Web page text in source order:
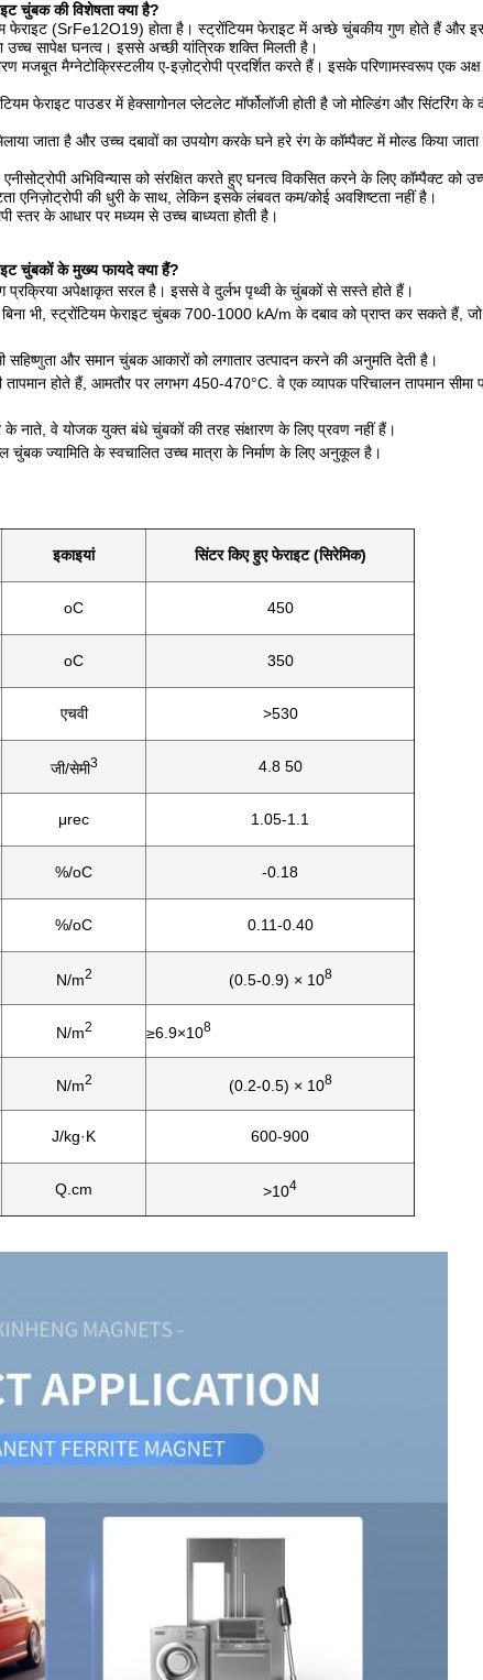
चुंबक की विशेषता क्या है?
(SrFe12O19) होता है। स्ट्रोंटियम फेराइट में अच्छे चुंबकीय गुण होते हैं और
सापेक्ष घनत्व। इससे अच्छी यांत्रिक शक्ति मिलती है।
मजबूत मैग्नेटोक्रिस्टलीय ए-इज़ोट्रोपी प्रदर्शित करते हैं। इसके परिणामस्वरूप एक
फेराइट पाउडर में हेक्सागोनल प्लेटलेट मॉर्फोलॉजी होती है जो मोल्डिंग और सिंटरिंग के
जाता है और उच्च दबावों का उपयोग करके घने हरे रंग के कॉम्पैक्ट में मोल्ड किया
अभिविन्यास को संरक्षित करते हुए घनत्व विकसित करने के लिए कॉम्पैक्ट को
एनिज़ोट्रोपी की धुरी के साथ, लेकिन इसके लंबवत कम/कोई अवशिष्टता नहीं है।
स्तर के आधार पर मध्यम से उच्च बाध्यता होती है।
चुंबकों के मुख्य फायदे क्या हैं?
प्रक्रिया अपेक्षाकृत सरल है। इससे वे दुर्लभ पृथ्वी के चुंबकों से सस्ते होते हैं।
बिना भी, स्ट्रोंटियम फेराइट चुंबक 700-1000 kA/m के दबाव को प्राप्त कर सकते हैं,
सहिष्णुता और समान चुंबक आकारों को लगातार उत्पादन करने की अनुमति देती है।
तापमान होते हैं, आमतौर पर लगभग 450-470°C. वे एक व्यापक परिचालन तापमान
के नाते, वे योजक युक्त बंधे चुंबकों की तरह संक्षारण के लिए प्रवण नहीं हैं।
चुंबक ज्यामिति के स्वचालित उच्च मात्रा के निर्माण के लिए अनुकूल है।
इकाइयां सिंटर किए हुए फेराइट (सिरेमिक)
oC 450
oC 350
एचवी >530
जी/सेमी3 4.8 50
μrec 1.05-1.1
%/oC -0.18
%/oC 0.11-0.40
N/m2 (0.5-0.9) × 108
N/m2 ≥6.9×108
N/m2 (0.2-0.5) × 108
J/kg·K 600-900
Q.cm >104